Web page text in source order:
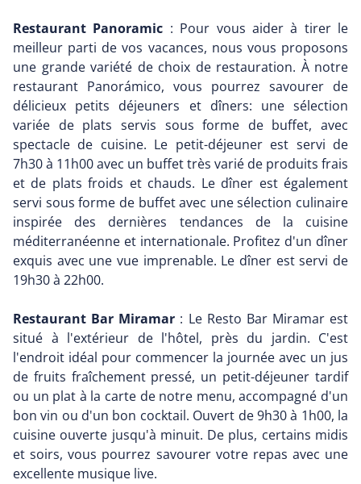
Restaurant Panoramic : Pour vous aider à tirer le
meilleur parti de vos vacances, nous vous proposons
une grande variété de choix de restauration. À notre
restaurant Panorámico, vous pourrez savourer de
délicieux petits déjeuners et dîners: une sélection
variée de plats servis sous forme de buffet, avec
spectacle de cuisine. Le petit-déjeuner est servi de
7h30 à 11h00 avec un buffet très varié de produits frais
et de plats froids et chauds. Le dîner est également
servi sous forme de buffet avec une sélection culinaire
inspirée des dernières tendances de la cuisine
méditerranéenne et internationale. Profitez d'un dîner
exquis avec une vue imprenable. Le dîner est servi de
19h30 à 22h00.
Restaurant Bar Miramar : Le Resto Bar Miramar est
situé à l'extérieur de l'hôtel, près du jardin. C'est
l'endroit idéal pour commencer la journée avec un jus
de fruits fraîchement pressé, un petit-déjeuner tardif
ou un plat à la carte de notre menu, accompagné d'un
bon vin ou d'un bon cocktail. Ouvert de 9h30 à 1h00, la
cuisine ouverte jusqu'à minuit. De plus, certains midis
et soirs, vous pourrez savourer votre repas avec une
excellente musique live.